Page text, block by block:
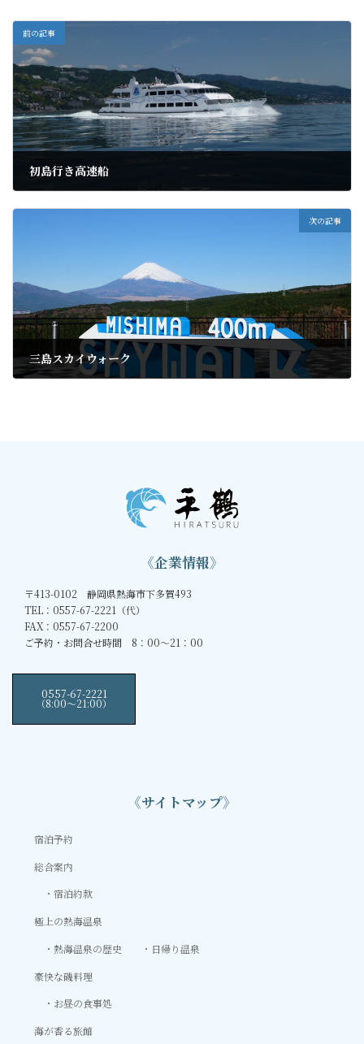
前の記事
初島行き高速船
次の記事
三島スカイウォーク
《企業情報》
〒413-0102 静岡県熱海市下多賀493
TEL：0557-67-2221（代）
FAX：0557-67-2200
ご予約・お問合せ時間 8：00～21：00
0557-67-2221
（8:00〜21:00）
《サイトマップ》
宿泊予約
総合案内
宿泊約款
極上の熱海温泉
熱海温泉の歴史
日帰り温泉
豪快な磯料理
お昼の食事処
海が香る旅館